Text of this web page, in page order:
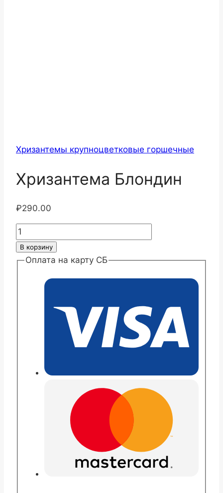
Хризантемы крупноцветковые горшечные
Хризантема Блондин
₽290.00
Количество
товара
Хризантема
В корзину
Оплата на карту СБ